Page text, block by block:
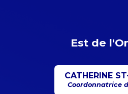
Est de
CATHERINE
Coordonnatrice